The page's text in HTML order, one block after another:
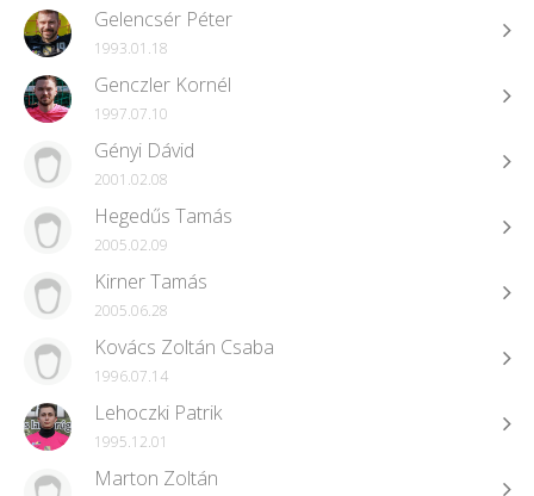
Gelencsér Péter
1993.01.18
Genczler Kornél
1997.07.10
Gényi Dávid
2001.02.08
Hegedűs Tamás
2005.02.09
Kirner Tamás
2005.06.28
Kovács Zoltán Csaba
1996.07.14
Lehoczki Patrik
1995.12.01
Marton Zoltán